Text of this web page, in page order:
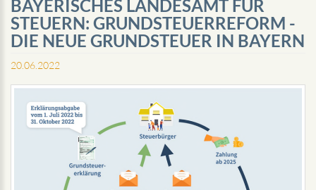
BAYERISCHES LANDESAMT FÜR
STEUERN: GRUNDSTEUERREFORM -
DIE NEUE GRUNDSTEUER IN BAYERN
20.06.2022